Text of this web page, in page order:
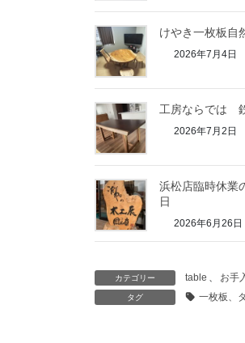
けやき一枚板自
2026年7月4日
工房ならでは
2026年7月2日
浜松店臨時休
日
2026年6月26日
カテゴリー table 、 お手
タグ 一枚板、